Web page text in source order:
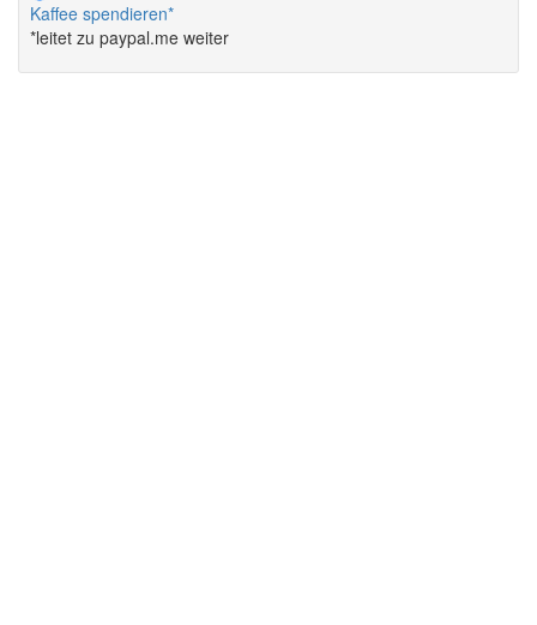
Kaffee spendieren*
*leitet zu paypal.me weiter